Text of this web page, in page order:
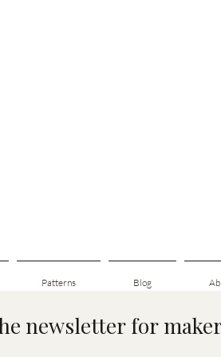
Patterns Blog
newsletter for